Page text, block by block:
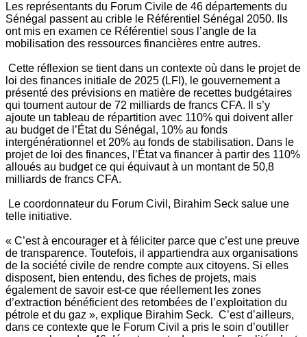
Les représentants du Forum Civile de 46 départements du
Sénégal passent au crible le Référentiel Sénégal 2050. Ils
ont mis en examen ce Référentiel sous l’angle de la
mobilisation des ressources financières entre autres.
Cette réflexion se tient dans un contexte où dans le projet de
loi des finances initiale de 2025 (LFI), le gouvernement a
présenté des prévisions en matière de recettes budgétaires
qui tournent autour de 72 milliards de francs CFA. Il s’y
ajoute un tableau de répartition avec 110% qui doivent aller
au budget de l’État du Sénégal, 10% au fonds
intergénérationnel et 20% au fonds de stabilisation. Dans le
projet de loi des finances, l’État va financer à partir des 110%
alloués au budget ce qui équivaut à un montant de 50,8
milliards de francs CFA.
Le coordonnateur du Forum Civil, Birahim Seck salue une
telle initiative.
« C’est à encourager et à féliciter parce que c’est une preuve
de transparence. Toutefois, il appartiendra aux organisations
de la société civile de rendre compte aux citoyens. Si elles
disposent, bien entendu, des fiches de projets, mais
également de savoir est-ce que réellement les zones
d’extraction bénéficient des retombées de l’exploitation du
pétrole et du gaz », explique Birahim Seck. C’est d’ailleurs,
dans ce contexte que le Forum Civil a pris le soin d’outiller